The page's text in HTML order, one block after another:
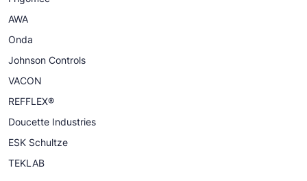
AWA
Onda
Johnson Controls
VACON
REFFLEX®
Doucette Industries
ESK Schultze
TEKLAB